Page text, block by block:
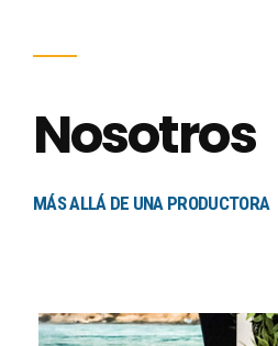
Nosotros
MÁS ALLÁ DE UNA PRODUCTORA